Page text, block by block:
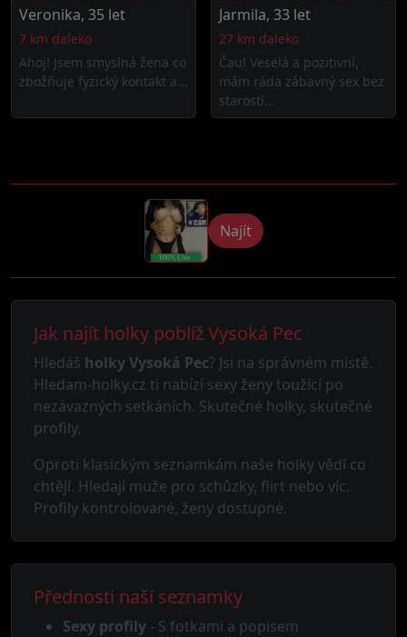
Veronika, 35 let
7 km daleko
Ahoj! Jsem smyslná žena co
zbožňuje fyzický kontakt a...
Jarmila, 33 let
27 km daleko
Čau! Veselá a pozitivní,
mám ráda zábavný sex bez
starostí...
Najít
Jak najít holky poblíž Vysoká Pec
Hledáš holky Vysoká Pec? Jsi na správném místě.
Hledam-holky.cz ti nabízí sexy ženy toužící po
nezávazných setkáních. Skutečné holky, skutečné
profily.
Oproti klasickým seznamkám naše holky vědí co
chtějí. Hledají muže pro schůzky, flirt nebo víc.
Profily kontrolované, ženy dostupné.
Přednosti naší seznamky
Sexy profily - S fotkami a popisem